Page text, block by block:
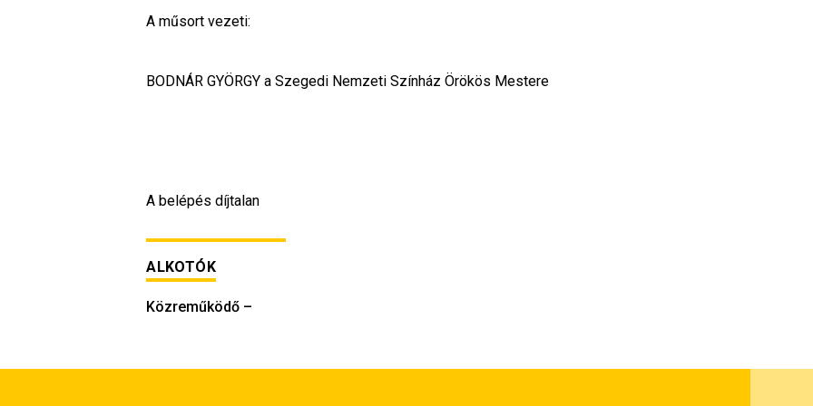
A műsort vezeti:
BODNÁR GYÖRGY a Szegedi Nemzeti Színház Örökös Mestere
A belépés díjtalan
ALKOTÓK
Közreműködő –